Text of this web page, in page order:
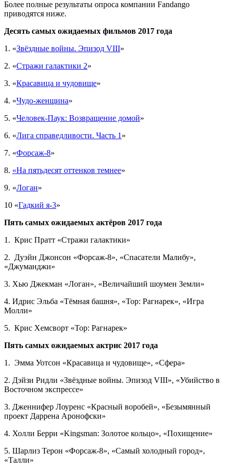
Более полные результаты опроса компании Fandango
приводятся ниже.
Десять самых ожидаемых фильмов 2017 года
1. «Звёздные войны. Эпизод VIII»
2. «Стражи галактики 2»
3. «Красавица и чудовище»
4. «Чудо-женщина»
5. «Человек-Паук: Возвращение домой»
6. «Лига справедливости. Часть 1 »
7. «Форсаж-8»
8. «На пятьдесят оттенков темнее»
9. «Логан»
10 «Гадкий я-3»
Пять самых ожидаемых актёров 2017 года
1. Крис Пратт «Стражи галактики»
2. Дуэйн Джонсон «Форсаж-8», «Спасатели Малибу»,
«Джуманджи»
3. Хью Джекман «Логан», «Величайший шоумен Земли»
4. Идрис Эльба «Тёмная башня», «Тор: Рагнарек», «Игра
Молли»
5. Крис Хемсворт «Тор: Рагнарек»
Пять самых ожидаемых актрис 2017 года
1. Эмма Уотсон «Красавица и чудовище», «Сфера»
2. Дэйзи Ридли «Звёздные войны. Эпизод VIII», «Убийство в
Восточном экспрессе»
3. Дженнифер Лоуренс «Красный воробей», «Безымянный
проект Даррена Аронофски»
4. Холли Берри «Kingsman: Золотое кольцо», «Похищение»
5. Шарлиз Терон «Форсаж-8», «Самый холодный город»,
«Талли»